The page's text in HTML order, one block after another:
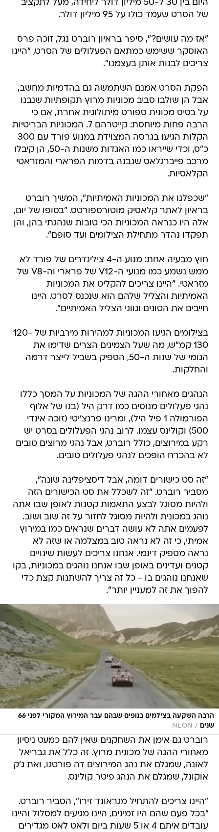
היום בין 30 ל-50 מיליון דולר ליחידה, מעל לתקציב
של הסרט שעמד כולו על 95 מיליון דולר.
"אז מה עושים?", סיפר בראיון רוברט נגל, זוכה פרס
האוסקר ששימש כמתאם הפעלולים של הסרט, "היינו
צריכים לבנות אותן בעצמנו".
הפקת הסרט אמנם השתמשה גם בהדמיות מחשב,
אבל הן שולבו סביב מכוניות מרוץ תקופתיות שנבנו
על בסיס מכונית ספורט מיתולוגית אחרת, אם כי
הרבה פחות מיוחסת: קייטרהם 7. המכוניות הבריטיות
הקלות הגיעו בגרסה המצוידת במנוע פורד עם 300
כ"ס, וכדי שייראו כמו האגדות משנות ה-50, הן קיבלו
מרכב פייברגלאס שנבנה בדמות הפרארי והמזראטי
הקלאסיות.
"שכפלנו את המכוניות האמיתיות", המשיך רוברט
בראיון לאתר קלאסיק מוטורספורטס. "בסופו של יום,
אלה היו כנראה המכוניות הכי טובות שנהגתי בהן, והן
תפקדו נהדר מתחילת הצילומים ועד סופם".
חוץ מבעיה אחת: מנוע ה-4 צילינדרים של פורד לא
ממש נשמע כמו מנועי ה-V12 של פרארי וה-V8 של
מזראטי. "היינו צריכים להקליט את המכוניות
האמיתיות והצליל שלהם הוא שנכנס לסרט. היינו
חייבים את הטונים וגווני הצליל האמיתיים".
בצילומים הגיעו המכוניות למהירות מירביות של 120-
130 קמ"ש, מה שעל הצמיגים הצרים שדימו את
הגומי של שנות ה-50, הספיק בשביל לייצר דרמה
והחלקות.
הנהגים מאחורי ההגה של המכוניות על המסך כללו
נהגי פעלולים מנוסים כמו דרק היל (בנו של אלוף
הפורמולה 1 פיל היל), ומרינו פרנצ'יטי (זוכה אינדי
500) וקולינס עצמו. לרוב נהגי הפעלולים בסרט יש
רקע במירוצים, כולל רוברט, אבל נהגי מרוצים טובים
לא בהכרח הופכים לנהגי פעלולים טובים.
"זה סט כישורים דומה, אבל דיסציפלינה שונה",
מסביר רוברט. "זה לשכלל את סט הכישורים הזה
ולהיות מסוגל לבצע התאמות קטנות לאופן שבו אתה
נוהג במכונית ולהיות מסוגל לחזור על זה שוב ושוב.
לפעמים אתה לא עושה דברים שנראים כמו במירוץ
אמיתי, כי זה לא נראה טוב במצלמה או שזה לא
נראה מספיק דינמי. אנחנו צריכים לעשות שינויים
קטנים ועדינים באופן שבו אנחנו נוהגים במכוניות, בקו
שאנחנו נוהגים בו - כל זה צריך להשתנות קצת כדי
להפוך את זה למעניין יותר".
הרבה השקעה בצילמים בנופים שבהם עבר המירוץ המקורי לפני 66
שנים
/
NEON
רוברט גם אימן את השחקנים שאין להם כמעט ניסיון
מאחורי ההגה של מכונית מרוץ. זה כלל את גבריאל
לאונה, שמגלם את נהג המירוצים דה פורטגו, ואת ג'ק
אוקונל, שמגלם את הנהג פיטר קולינס.
"היינו צריכים להתחיל מגראונד זירו", הסביר רוברט.
"בכל פעם שהם היו זמינים, היינו מגיעים למסלול והיינו
עובדים איתם 4 או 5 שעות ביום ולאט לאט מגדירים